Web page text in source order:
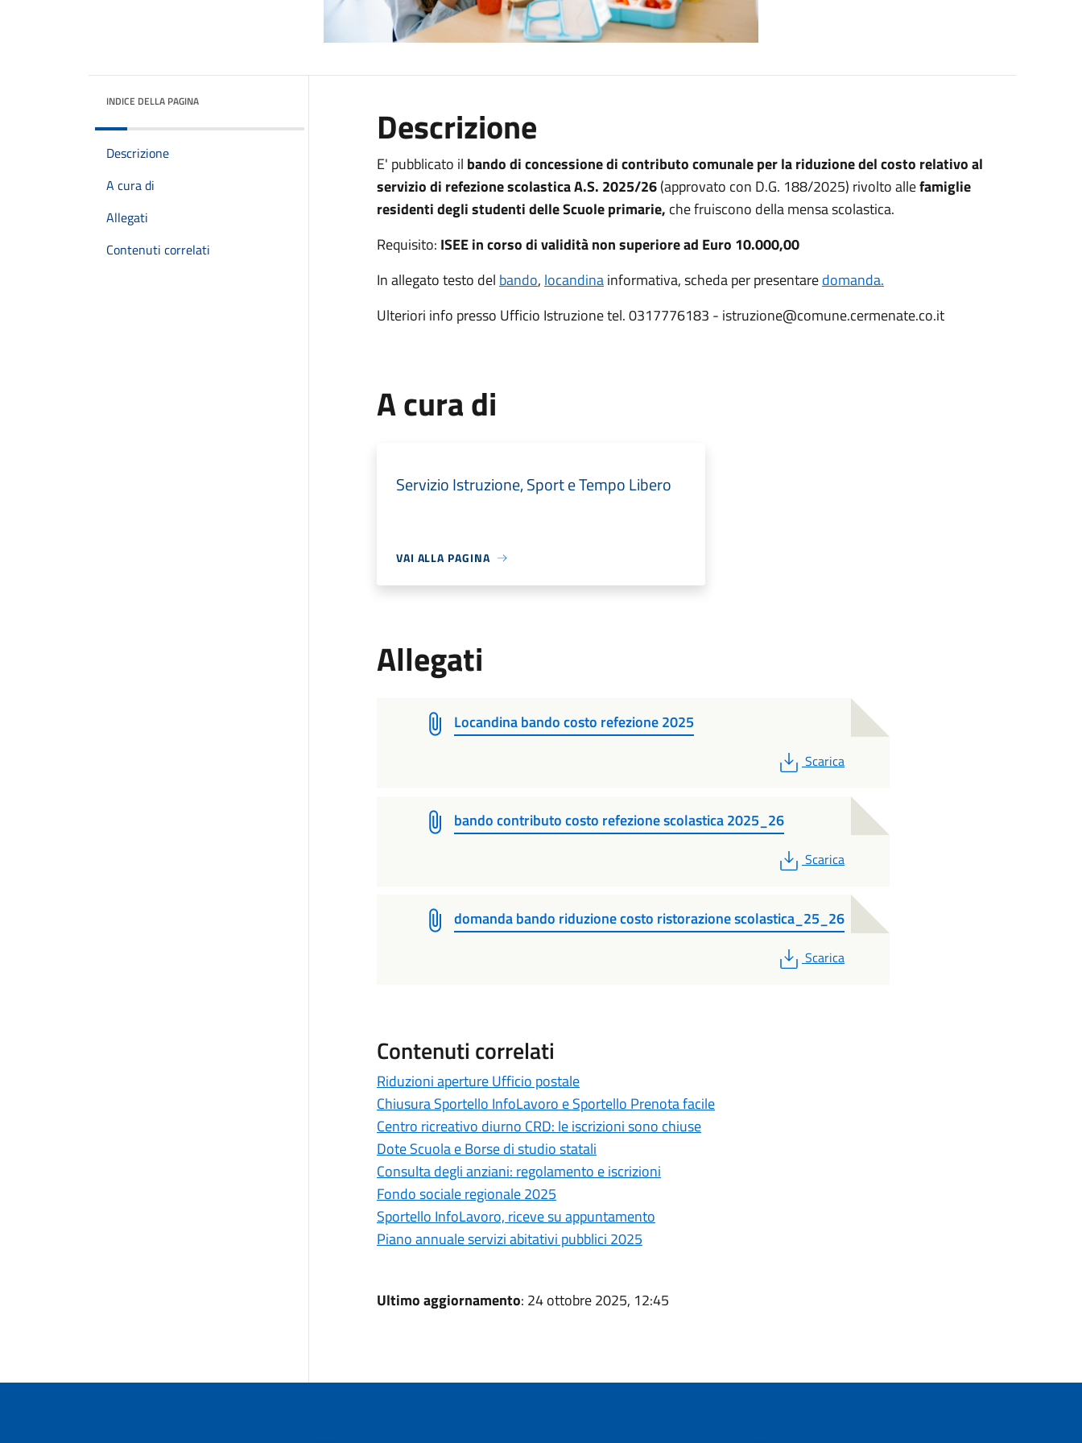
INDICE DELLA PAGINA
Descrizione
A cura di
Allegati
Contenuti correlati
Descrizione
E' pubblicato il bando di concessione di contributo comunale per la riduzione del costo relativo al
servizio di refezione scolastica A.S. 2025/26(approvato con D.G. 188/2025) rivolto allefamiglie
residenti degli studenti delle Scuole primarie, che fruiscono della mensa scolastica.
Requisito: ISEE in corso di validità non superiore ad Euro 10.000,00
In allegato testo del bando, locandinainformativa, scheda per presentaredomanda.
Ulteriori info presso Ufficio Istruzione tel. 0317776183 - istruzione@comune.cermenate.co.it
A cura di
Servizio Istruzione, Sport e Tempo Libero
VAI ALLA PAGINA
Allegati
Locandina bando costo refezione 2025
PDF
Scarica
bando contributo costo refezione scolastica 2025_26
PDF
Scarica
domanda bando riduzione costo ristorazione scolastica_25_26
PDF
Scarica
Contenuti correlati
Riduzioni aperture Ufficio postale
Chiusura Sportello InfoLavoro e Sportello Prenota facile
Centro ricreativo diurno CRD: le iscrizioni sono chiuse
Dote Scuola e Borse di studio statali
Consulta degli anziani: regolamento e iscrizioni
Fondo sociale regionale 2025
Sportello InfoLavoro, riceve su appuntamento
Piano annuale servizi abitativi pubblici 2025
Ultimo aggiornamento: 24 ottobre 2025, 12:45